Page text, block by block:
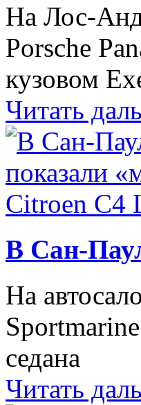
На Лос-
Porsche
кузовом
Читать
В Сан-
На
седана
Читать